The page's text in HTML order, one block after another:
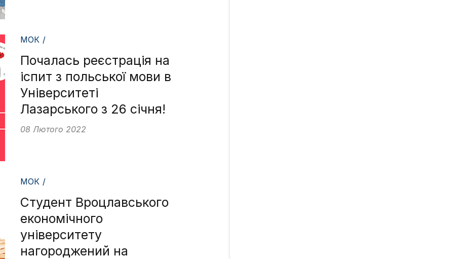
МОК /
Почалась реєстрація на
іспит з польської мови в
Університеті
Лазарського з 26 січня!
08 Лютого 2022
МОК /
Студент Вроцлавського
економічного
університету
нагороджений на